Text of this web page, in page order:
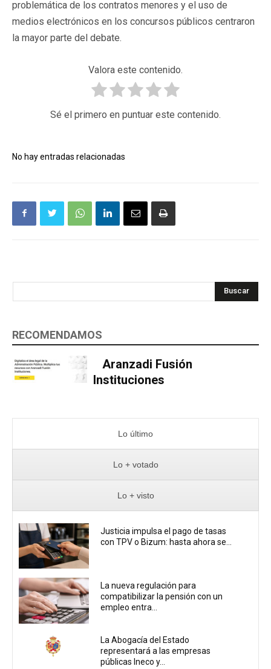
problemática de los contratos menores y el uso de
medios electrónicos en los concursos públicos centraron
la mayor parte del debate.
Valora este contenido.
Sé el primero en puntuar este contenido.
No hay entradas relacionadas
Buscar
RECOMENDAMOS
Aranzadi Fusión
Instituciones
Lo último
Lo + votado
Lo + visto
Justicia impulsa el pago de tasas
con TPV o Bizum: hasta ahora se...
La nueva regulación para
compatibilizar la pensión con un
empleo entra...
La Abogacía del Estado
representará a las empresas
públicas Ineco y...